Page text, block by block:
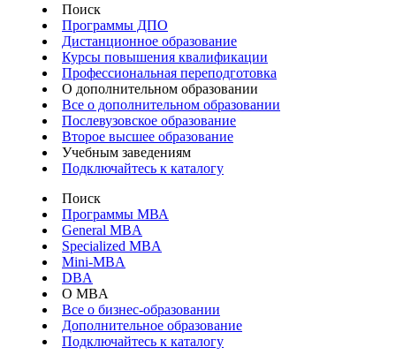
Поиск
Программы ДПО
Дистанционное образование
Курсы повышения квалификации
Профессиональная переподготовка
О дополнительном образовании
Все о дополнительном образовании
Послевузовское образование
Второе высшее образование
Учебным заведениям
Подключайтесь к каталогу
Поиск
Программы МВА
General MBA
Specialized MBA
Mini-MBA
DBA
О MBA
Все о бизнес-образовании
Дополнительное образование
Подключайтесь к каталогу